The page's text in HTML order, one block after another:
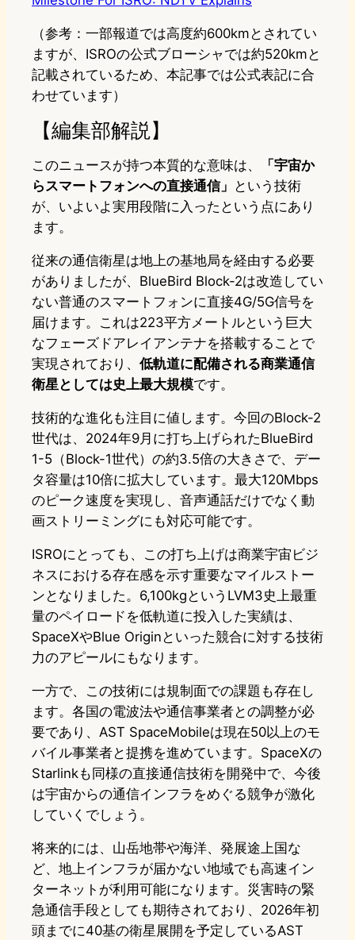
（参考：一部報道では高度約600kmとされてい
ますが、ISROの公式ブローシャでは約520kmと
記載されているため、本記事では公式表記に合
わせています）
【編集部解説】
このニュースが持つ本質的な意味は、
「宇宙か
らスマートフォンへの直接通信」 という技術
が、いよいよ実用段階に入ったという点にあり
ます。
従来の通信衛星は地上の基地局を経由する必要
がありましたが、BlueBird Block-2は改造してい
ない普通のスマートフォンに直接4G/5G信号を
届けます。これは223平方メートルという巨大
なフェーズドアレイアンテナを搭載することで
実現されており、 低軌道に配備される商業通信
衛星としては史上最大規模です。
技術的な進化も注目に値します。今回のBlock-2
世代は、2024年9月に打ち上げられたBlueBird
1-5（Block-1世代）の約3.5倍の大きさで、デー
タ容量は10倍に拡大しています。最大120Mbps
のピーク速度を実現し、音声通話だけでなく動
画ストリーミングにも対応可能です。
ISROにとっても、この打ち上げは商業宇宙ビジ
ネスにおける存在感を示す重要なマイルストー
ンとなりました。6,100kgというLVM3史上最重
量のペイロードを低軌道に投入した実績は、
SpaceXやBlue Originといった競合に対する技術
力のアピールにもなります。
一方で、この技術には規制面での課題も存在し
ます。各国の電波法や通信事業者との調整が必
要であり、AST SpaceMobileは現在50以上のモ
バイル事業者と提携を進めています。SpaceXの
Starlinkも同様の直接通信技術を開発中で、今後
は宇宙からの通信インフラをめぐる競争が激化
していくでしょう。
将来的には、山岳地帯や海洋、発展途上国な
ど、地上インフラが届かない地域でも高速イン
ターネットが利用可能になります。災害時の緊
急通信手段としても期待されており、2026年初
頭までに40基の衛星展開を予定しているAST